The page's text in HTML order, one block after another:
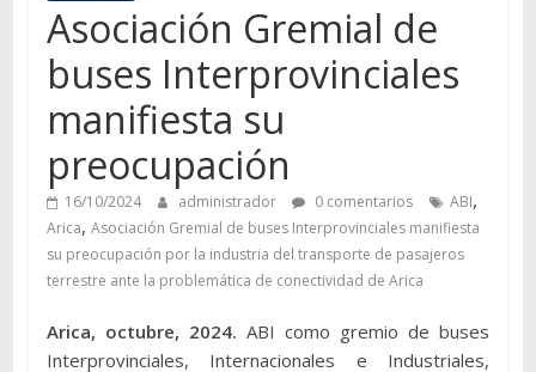
Asociación Gremial de
buses Interprovinciales
manifiesta su
preocupación
16/10/2024 administrador 0 comentarios ABI,
Arica, Asociación Gremial de buses Interprovinciales manifiesta
su preocupación por la industria del transporte de pasajeros
terrestre ante la problemática de conectividad de Arica
Arica, octubre, 2024. ABI como gremio de buses
Interprovinciales, Internacionales e Industriales,